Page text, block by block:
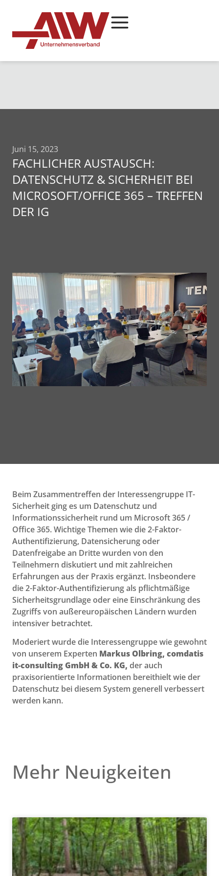
Juni 15, 2023
FACHLICHER AUSTAUSCH:
DATENSCHUTZ & SICHERHEIT BEI
MICROSOFT/OFFICE 365 – TREFFEN
DER IG
Beim Zusammentreffen der Interessengruppe IT-
Sicherheit ging es um Datenschutz und
Informationssicherheit rund um Microsoft 365 /
Office 365. Wichtige Themen wie die 2-Faktor-
Authentifizierung, Datensicherung oder
Datenfreigabe an Dritte wurden von den
Teilnehmern diskutiert und mit zahlreichen
Erfahrungen aus der Praxis ergänzt. Insbeondere
die 2-Faktor-Authentifizierung als pflichtmäßige
Sicherheitsgrundlage oder eine Einschränkung des
Zugriffs von außereuropäischen Ländern wurden
intensiver betrachtet.
Moderiert wurde die Interessengruppe wie gewohnt
von unserem Experten Markus Olbring, comdatis
it-consulting GmbH & Co. KG, der auch
praxisorientierte Informationen bereithielt wie der
Datenschutz bei diesem System generell verbessert
werden kann.
Mehr Neuigkeiten